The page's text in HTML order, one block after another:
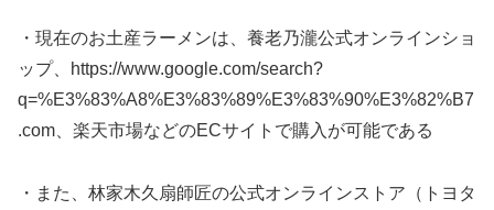
・現在のお土産ラーメンは、養老乃瀧公式オンラインショ
ップ、https://www.google.com/search?
q=%E3%83%A8%E3%83%89%E3%83%90%E3%82%B7
.com、楽天市場などのECサイトで購入が可能である
・また、林家木久扇師匠の公式オンラインストア（トヨタ